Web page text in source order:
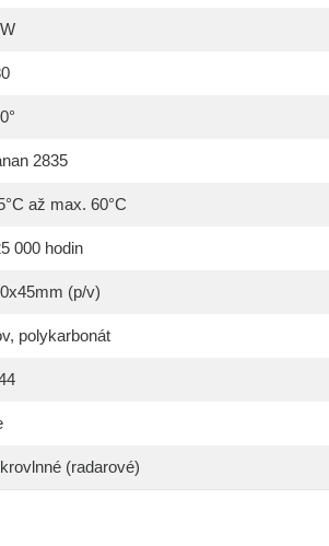
2835
až max. 60°C
000 hodin
(p/v)
polykarbonát
(radarové)